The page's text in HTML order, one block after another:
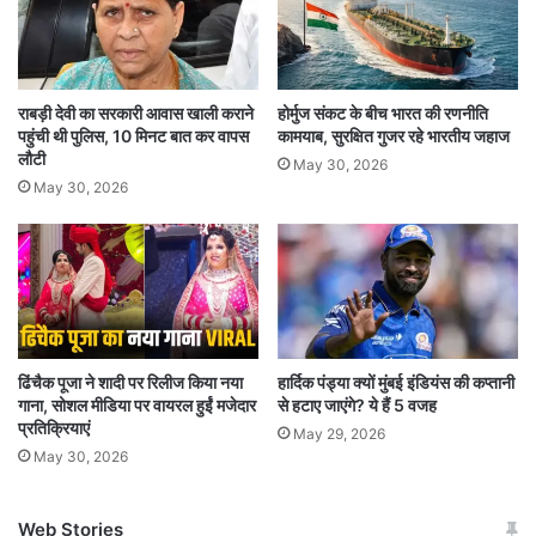
ओबीसी वर्ग के अभ्यर्थी आंदोलन कर रहे हैं. ऐसे में इसका
पालन कर लिया जाना चाहिए.
यूपी में 2017 में बीजेपी की सरकार बनने के बाद से 2023
तक संविदा से 56 हजार 491 और आउटसोर्सिंग से 2 लाख
75 हजार 497 भर्तियां सरकारी विभागों में की गई हैं. इसके
अलावा विभिन्न निकायों में 1 लाख 7 हजार 936 कर्मचारी
आउटसोर्सिंग से रखे गए हैं. केशव प्रसाद ने 16 अगस्त,
2023 को भी नियुक्ति एवं कार्मिक विभाग को पत्र लिखकर
संविदा और आउटसोर्सिंग नियुक्ति में आरक्षण के नियमों का
पालन नहीं होने पर आपत्ति जताई थी. इसे लेकर अब दोबारा
से उन्होंने सूचना मांगी है.
नियुक्ति एवं कार्मिक विभाग सीएम के पास
राबड़ी देवी का सरकारी आवास खाली कराने
पहुंची थी पुलिस, 10 मिनट बात कर वापस
लौटी
May 30, 2026
होर्मुज संकट के बीच भारत की रणनीति
कामयाब, सुरक्षित गुजर रहे भारतीय जहाज
May 30, 2026
ढिंचैक पूजा ने शादी पर रिलीज किया नया
गाना, सोशल मीडिया पर वायरल हुईं मजेदार
प्रतिक्रियाएं
May 30, 2026
हार्दिक पंड्या क्यों मुंबई इंडियंस की कप्तानी
से हटाए जाएंगे? ये हैं 5 वजह
May 29, 2026
Web Stories